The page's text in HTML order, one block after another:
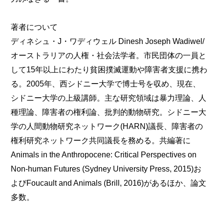
著者について
ディネシュ・J・ワディウェル Dinesh Joseph Wadiwel/
オーストラリアの人権・社会法学者。市民団体の一員と
して15年以上にわたり貧困撲滅運動や障害者支援に携わ
る。2005年、西シドニー大学で博士号を収め、現在、
シドニー大学の上級講師。主な研究領域は暴力理論、人
種理論、障害者の権利論、批判的動物研究。シドニー大
学の人間動物研究ネットワーク(HARN)議長、障害者の
権利研究ネットワーク共同議長を務める。共編著に
Animals in the Anthropocene: Critical Perspectives on
Non-human Futures (Sydney University Press, 2015)お
よびFoucault and Animals (Brill, 2016)があるほか、論文
多数。